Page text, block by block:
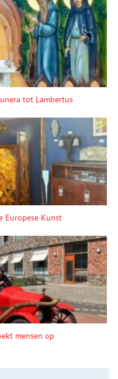
tot Lambertus
Europese Kunst
mensen op